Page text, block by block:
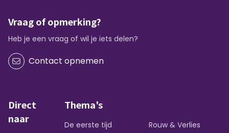
Vraag of opmerking?
Heb je een vraag of wil je iets delen?
Contact opnemen
Direct
naar
Thema's
De eerste tijd
Rouw & Verlies